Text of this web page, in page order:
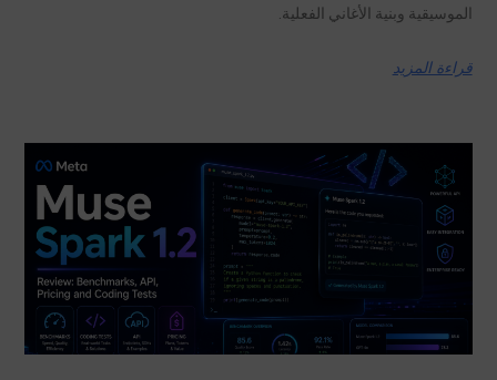
الموسيقية وبنية الأغاني الفعلية.
قراءة المزيد